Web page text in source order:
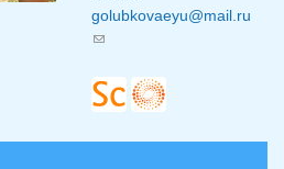
golubkovaeyu@mail.ru
(link sends e-mail)